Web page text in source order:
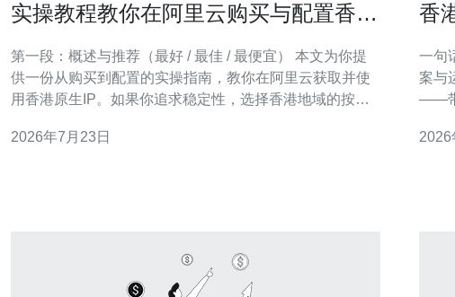
实操教程教你在阿里云购买与配置香港
第一段：概述与推荐（最好 / 最佳 / 最便宜） 本文为你提
供一份从购买到配置的实操指南，教你在阿里云获取并使
用香港原生IP。如果你追求稳定性，选择香港地域的按量
最好的方案；若追求性价比，使用抢占式实例或共享型小
2026年7月23日
香
一句
案与
——带
与节
2026